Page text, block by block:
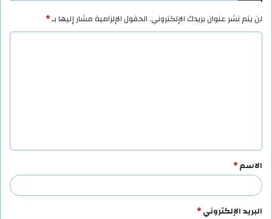
لن يتم نشر عنوان بريدك الإلكتروني.الحقول الإلزامية مشار إليها بـ*
ق
*
الاسم*
البريد الإلكتروني*